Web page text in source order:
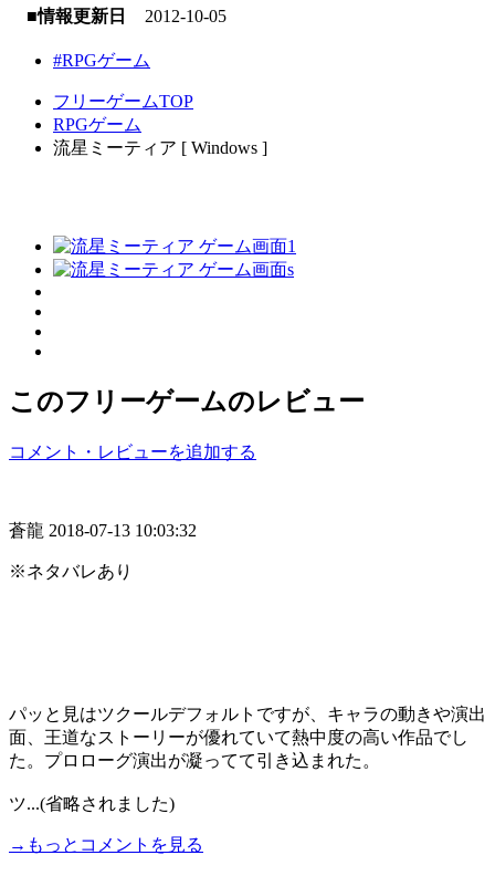
■情報更新日 2012-10-05
#RPGゲーム
フリーゲームTOP
RPGゲーム
流星ミーティア [ Windows ]
このフリーゲームのレビュー
コメント・レビューを追加する
蒼龍 2018-07-13 10:03:32
※ネタバレあり
パッと見はツクールデフォルトですが、キャラの動きや演出
面、王道なストーリーが優れていて熱中度の高い作品でし
た。プロローグ演出が凝ってて引き込まれた。
ツ...(省略されました)
→もっとコメントを見る